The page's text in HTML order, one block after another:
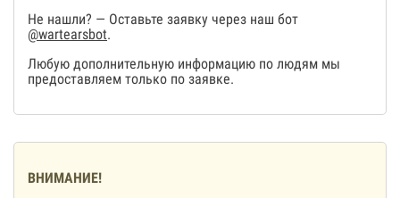
Не нашли? — Оставьте заявку через наш бот
@wartearsbot.
Любую дополнительную информацию по людям мы
предоставляем только по заявке.
ВНИМАНИЕ!